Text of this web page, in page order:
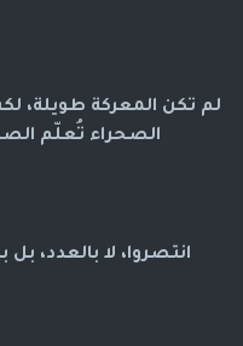
لم تكن المعركة طويلة،
الصحراء تُعلّم
انتصروا، لا بالعدد، بل